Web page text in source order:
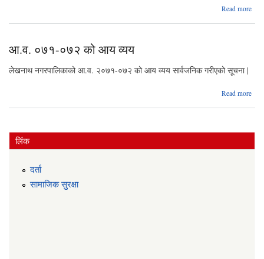
Read more
आ.व. ०७१-०७२ को आय व्यय
लेखनाथ नगरपालिकाको आ.व. २०७१-०७२ को आय व्यय सार्वजनिक गरीएको सूचना |
Read more
लिंक
दर्ता
सामाजिक सुरक्षा